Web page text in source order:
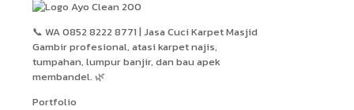
📞 WA 0852 8222 8771 | Jasa Cuci Karpet Masjid
Gambir profesional, atasi karpet najis,
tumpahan, lumpur banjir, dan bau apek
membandel. 🌿
Portfolio